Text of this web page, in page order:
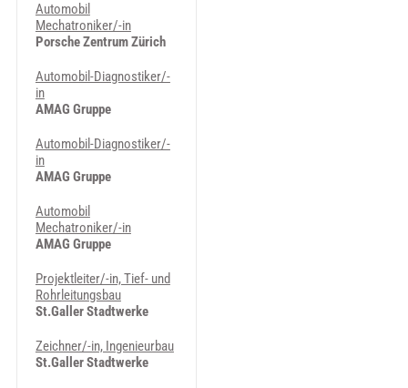
Automobil
Mechatroniker/-in
Porsche Zentrum Zürich
Automobil-Diagnostiker/-
in
AMAG Gruppe
Automobil-Diagnostiker/-
in
AMAG Gruppe
Automobil
Mechatroniker/-in
AMAG Gruppe
Projektleiter/-in, Tief- und
Rohrleitungsbau
St.Galler Stadtwerke
Zeichner/-in, Ingenieurbau
St.Galler Stadtwerke